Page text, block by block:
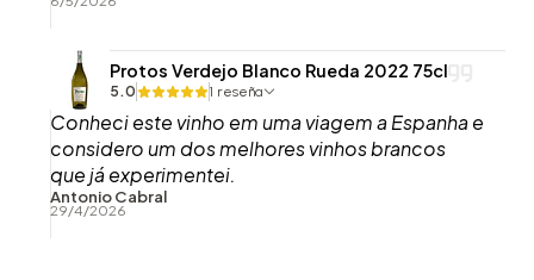
Protos Verdejo Blanco Rueda 2022 75cl
5.0 1 reseña
Conheci este vinho em uma viagem a Espanha e
considero um dos melhores vinhos brancos
que já experimentei.
Antonio Cabral
29/4/2026